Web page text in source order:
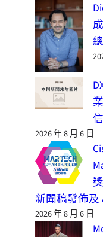
2026 年 8 月 6 日
新聞稿發佈及
2026 年 8 月 6 日